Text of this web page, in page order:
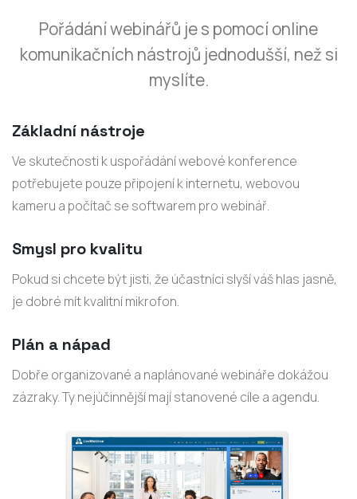
Pořádání webinářů je s pomocí online
komunikačních nástrojů jednodušší, než si
myslíte.
Základní nástroje
Ve skutečnosti k uspořádání webové konference
potřebujete pouze připojení k internetu, webovou
kameru a počítač se softwarem pro webinář.
Smysl pro kvalitu
Pokud si chcete být jisti, že účastníci slyší váš hlas jasně,
je dobré mít kvalitní mikrofon.
Plán a nápad
Dobře organizované a naplánované webináře dokážou
zázraky. Ty nejúčinnější mají stanovené cíle a agendu.